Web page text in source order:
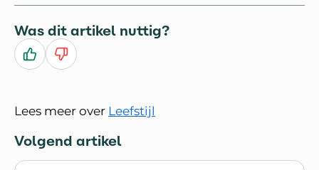
Was dit artikel nuttig?
Ja Nee
Lees meer over Leefstijl
Volgend artikel